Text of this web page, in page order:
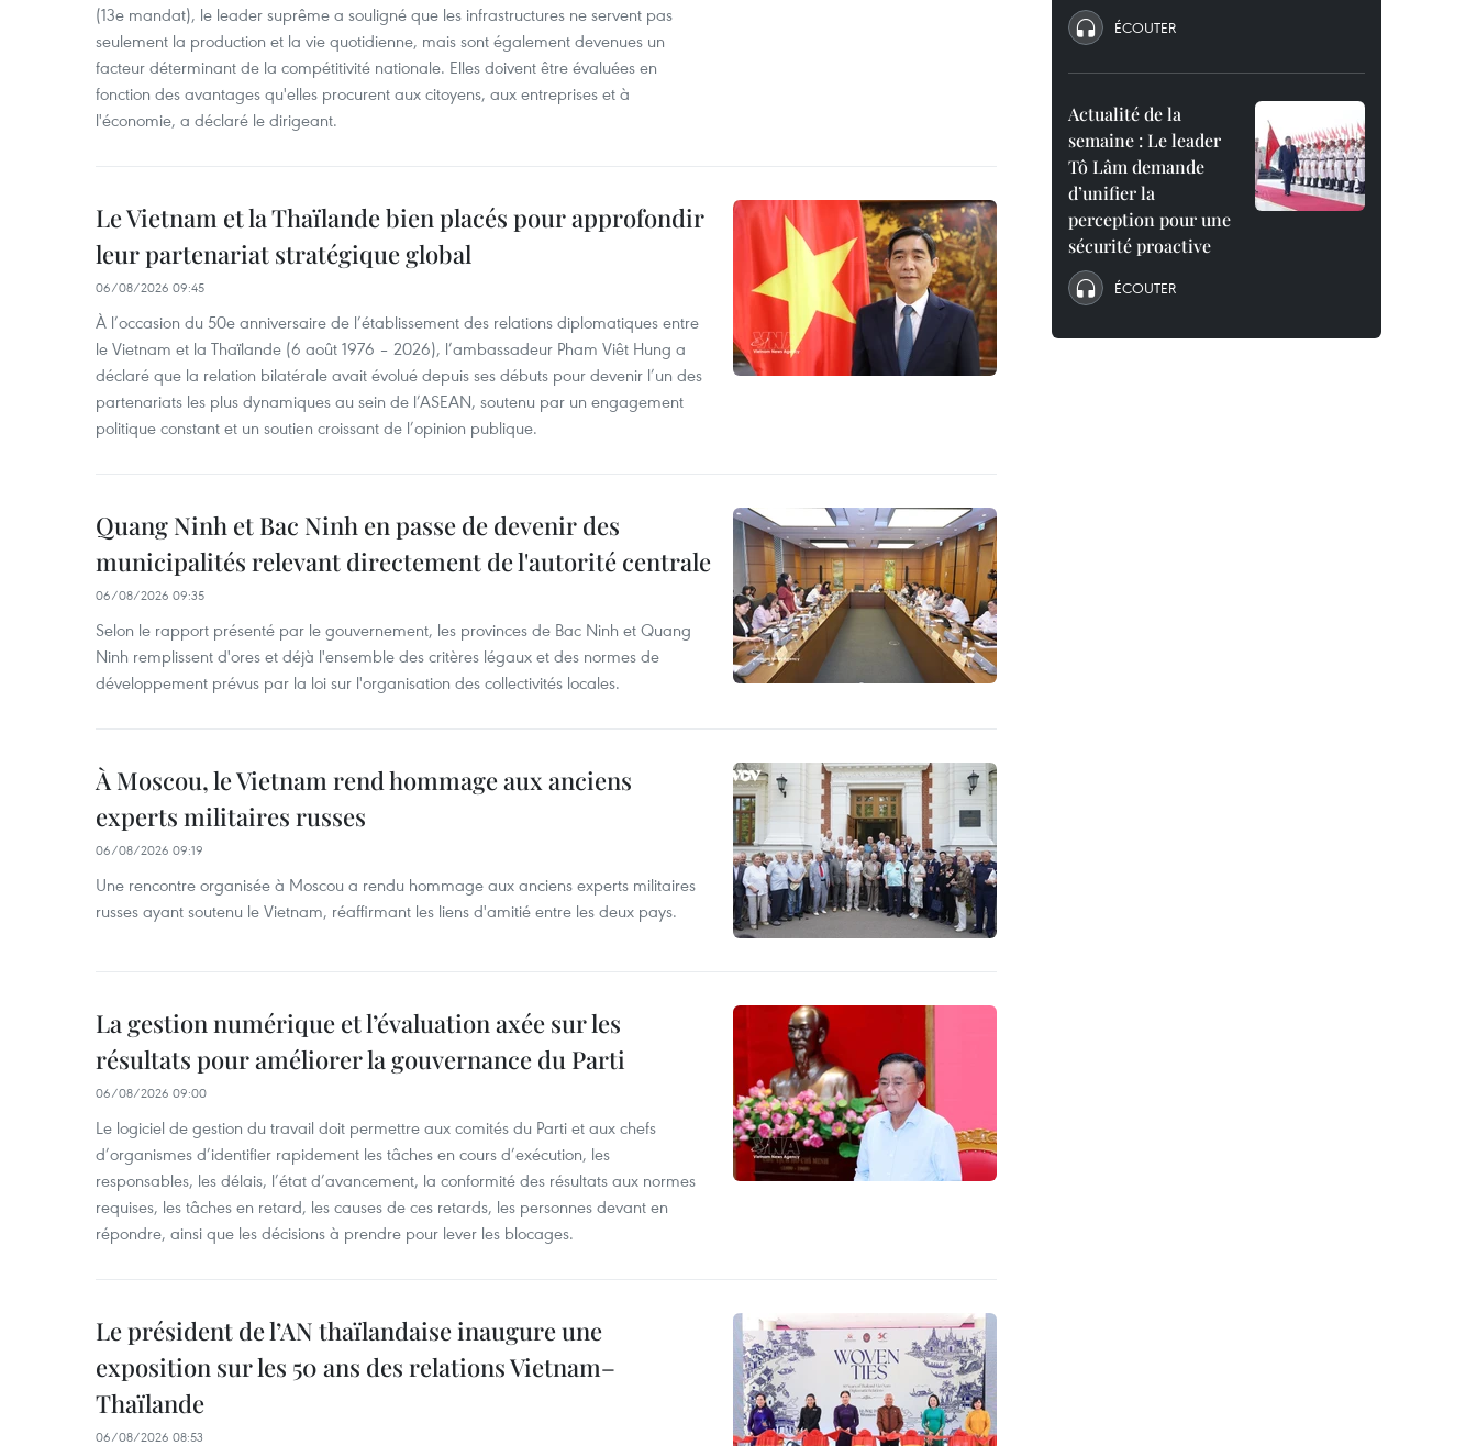
(13e mandat), le leader suprême a souligné que les infrastructures ne servent pas
seulement la production et la vie quotidienne, mais sont également devenues un
facteur déterminant de la compétitivité nationale. Elles doivent être évaluées en
fonction des avantages qu'elles procurent aux citoyens, aux entreprises et à
l'économie, a déclaré le dirigeant.
Le Vietnam et la Thaïlande bien placés pour approfondir
leur partenariat stratégique global
06/08/2026 09:45
À l’occasion du 50e anniversaire de l’établissement des relations diplomatiques entre
le Vietnam et la Thaïlande (6 août 1976 – 2026), l’ambassadeur Pham Viêt Hung a
déclaré que la relation bilatérale avait évolué depuis ses débuts pour devenir l’un des
partenariats les plus dynamiques au sein de l’ASEAN, soutenu par un engagement
politique constant et un soutien croissant de l’opinion publique.
Quang Ninh et Bac Ninh en passe de devenir des
municipalités relevant directement de l'autorité centrale
06/08/2026 09:35
Selon le rapport présenté par le gouvernement, les provinces de Bac Ninh et Quang
Ninh remplissent d'ores et déjà l'ensemble des critères légaux et des normes de
développement prévus par la loi sur l'organisation des collectivités locales.
À Moscou, le Vietnam rend hommage aux anciens
experts militaires russes
06/08/2026 09:19
Une rencontre organisée à Moscou a rendu hommage aux anciens experts militaires
russes ayant soutenu le Vietnam, réaffirmant les liens d'amitié entre les deux pays.
La gestion numérique et l’évaluation axée sur les
résultats pour améliorer la gouvernance du Parti
06/08/2026 09:00
Le logiciel de gestion du travail doit permettre aux comités du Parti et aux chefs
d’organismes d’identifier rapidement les tâches en cours d’exécution, les
responsables, les délais, l’état d’avancement, la conformité des résultats aux normes
requises, les tâches en retard, les causes de ces retards, les personnes devant en
répondre, ainsi que les décisions à prendre pour lever les blocages.
Le président de l’AN thaïlandaise inaugure une
exposition sur les 50 ans des relations Vietnam–
Thaïlande
06/08/2026 08:53
ÉCOUTER
Actualité de la
semaine : Le leader
Tô Lâm demande
d’unifier la
perception pour une
sécurité proactive
ÉCOUTER